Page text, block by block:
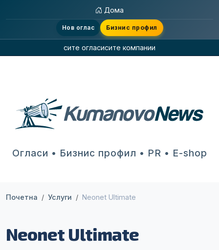
Дома
Нов оглас Бизнис профил
сите огласисите компании
Огласи • Бизнис профил • PR • E-shop
Почетна Услуги Neonet Ultimate
Neonet Ultimate